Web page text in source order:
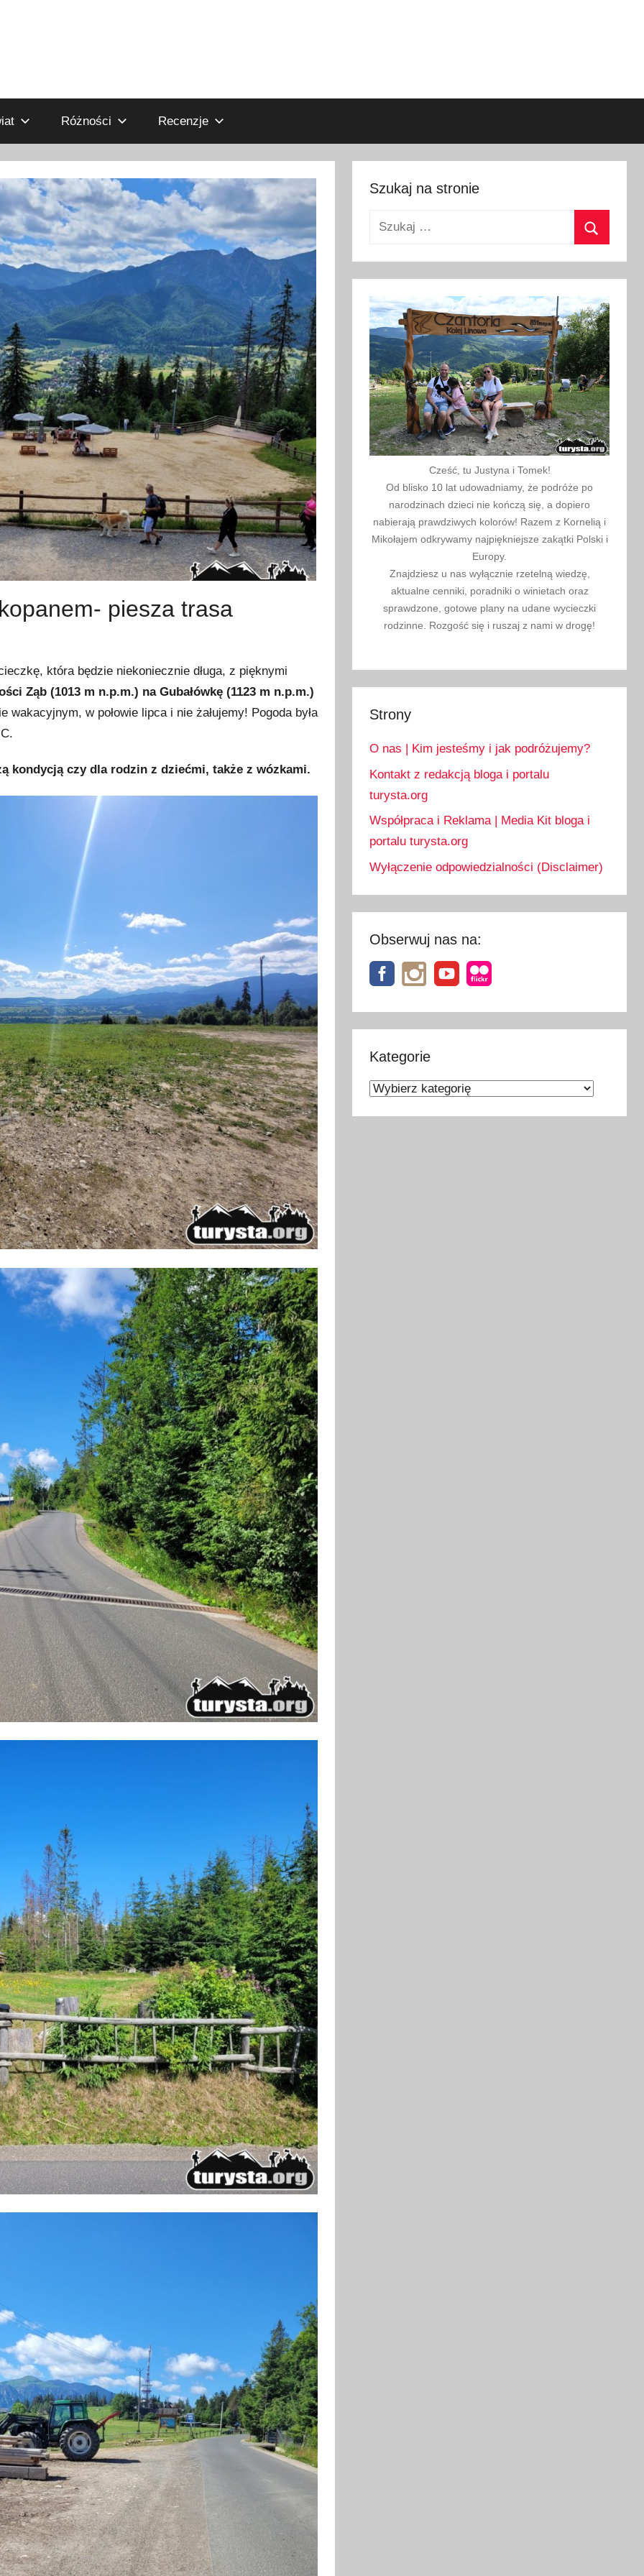
Różności Recenzje
piesza trasa
która będzie niekoniecznie długa, z pięknymi
Ząb (1013 m n.p.m.) na Gubałówkę (1123 m n.p.m.)
w połowie lipca i nie żałujemy! Pogoda była
kondycją czy dla rodzin z dziećmi, także z wózkami.
Szukaj na stronie
Szukaj:
Cześć, tu Justyna i Tomek!
Od blisko 10 lat udowadniamy, że podróże po
narodzinach dzieci nie kończą się, a dopiero
nabierają prawdziwych kolorów! Razem z Kornelią i
Mikołajem odkrywamy najpiękniejsze zakątki Polski i
Europy.
Znajdziesz u nas wyłącznie rzetelną wiedzę,
aktualne cenniki, poradniki o winietach oraz
sprawdzone, gotowe plany na udane wycieczki
rodzinne. Rozgość się i ruszaj z nami w drogę!
Strony
O nas | Kim jesteśmy i jak podróżujemy?
Kontakt z redakcją bloga i portalu
turysta.org
Współpraca i Reklama | Media Kit bloga i
portalu turysta.org
Wyłączenie odpowiedzialności (Disclaimer)
Obserwuj nas na:
Kategorie
Kategorie